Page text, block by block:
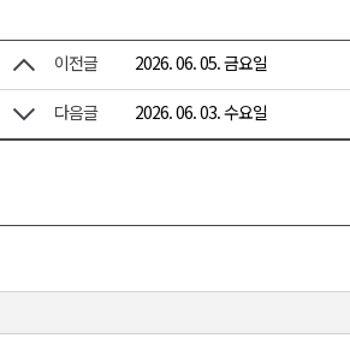
이전글 2026. 06. 05. 금요일
다음글 2026. 06. 03. 수요일